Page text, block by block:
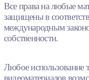
Все права на любые
защищены в
международным
собственности.
Любое использование